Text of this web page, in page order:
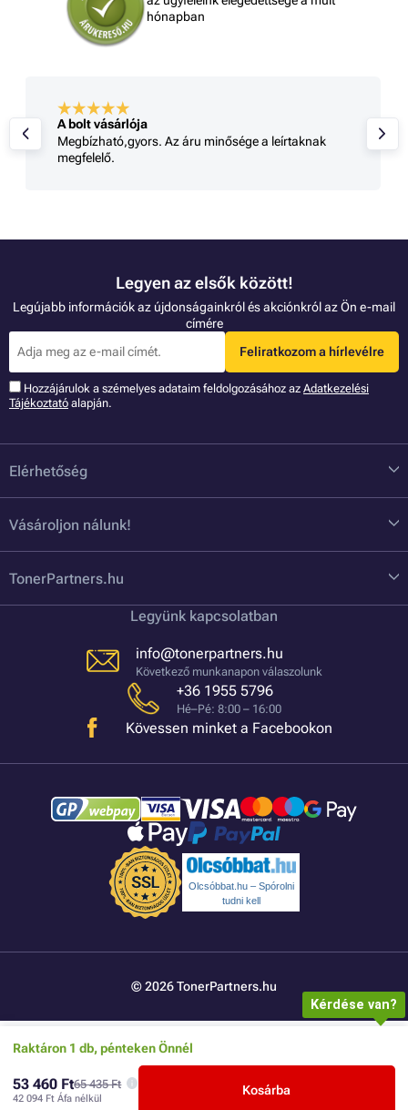
Raktáron 1 db, pénteken Önnél
53 460 Ft65 435 Ft
42 094 Ft Áfa nélkül
Kosárba
hónapban
A bolt vásárlója
Megbízható,gyors. Az áru minősége a leírtaknak
megfelelő.
Legyen az elsők között!
Legújabb információk az újdonságainkról és akciónkról az Ön e-mail
címére
Feliratkozom a hírlevélre
Hozzájárulok a szémelyes adataim feldolgozásához az Adatkezelési
Tájékoztató alapján.
Elérhetőség
Vásároljon nálunk!
TonerPartners.hu
Legyünk kapcsolatban
info@tonerpartners.hu
Következő munkanapon válaszolunk
+36 1955 5796
Hé–Pé: 8:00 – 16:00
Kövessen minket a Facebookon
Olcsóbbat.hu – Spórolni
tudni kell
© 2026 TonerPartners.hu
Kérdése van?